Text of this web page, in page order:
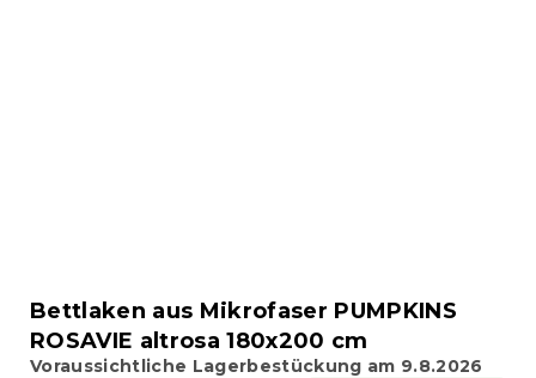
Bettlaken aus Mikrofaser PUMPKINS
ROSAVIE altrosa 180x200 cm
Voraussichtliche Lagerbestückung am 9.8.2026